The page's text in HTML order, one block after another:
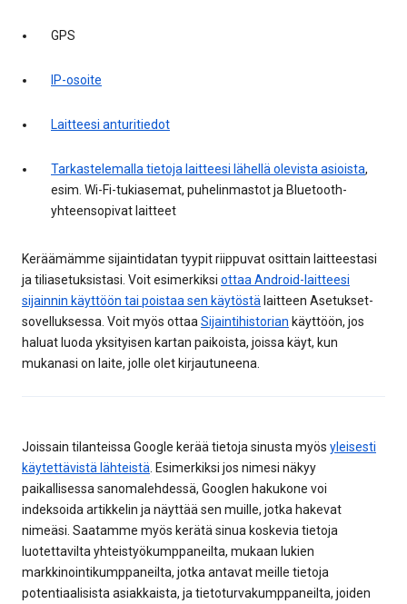
GPS
IP-osoite
Laitteesi anturitiedot
Tarkastelemalla tietoja laitteesi lähellä olevista asioista,
esim. Wi-Fi-tukiasemat, puhelinmastot ja Bluetooth-
yhteensopivat laitteet
Keräämämme sijaintidatan tyypit riippuvat osittain laitteestasi
ja tiliasetuksistasi. Voit esimerkiksi ottaa Android-laitteesi
sijainnin käyttöön tai poistaa sen käytöstä laitteen Asetukset-
sovelluksessa. Voit myös ottaaSijaintihistorian käyttöön, jos
haluat luoda yksityisen kartan paikoista, joissa käyt, kun
mukanasi on laite, jolle olet kirjautuneena.
Joissain tilanteissa Google kerää tietoja sinusta myös yleisesti
käytettävistä lähteistä. Esimerkiksi jos nimesi näkyy
paikallisessa sanomalehdessä, Googlen hakukone voi
indeksoida artikkelin ja näyttää sen muille, jotka hakevat
nimeäsi. Saatamme myös kerätä sinua koskevia tietoja
luotettavilta yhteistyökumppaneilta, mukaan lukien
markkinointikumppaneilta, jotka antavat meille tietoja
potentiaalisista asiakkaista, ja tietoturvakumppaneilta, joiden